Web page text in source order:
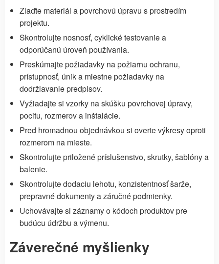
Zlaďte materiál a povrchovú úpravu s prostredím
projektu.
Skontrolujte nosnosť, cyklické testovanie a
odporúčanú úroveň používania.
Preskúmajte požiadavky na požiarnu ochranu,
prístupnosť, únik a miestne požiadavky na
dodržiavanie predpisov.
Vyžiadajte si vzorky na skúšku povrchovej úpravy,
pocitu, rozmerov a inštalácie.
Pred hromadnou objednávkou si overte výkresy oproti
rozmerom na mieste.
Skontrolujte priložené príslušenstvo, skrutky, šablóny a
balenie.
Skontrolujte dodaciu lehotu, konzistentnosť šarže,
prepravné dokumenty a záručné podmienky.
Uchovávajte si záznamy o kódoch produktov pre
budúcu údržbu a výmenu.
Záverečné myšlienky